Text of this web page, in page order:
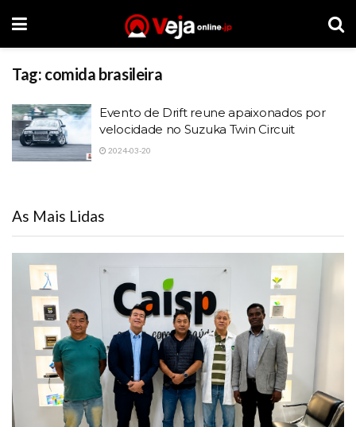
Tag: comida brasileira
Evento de Drift reune apaixonados por
velocidade no Suzuka Twin Circuit
2024-03-20
As Mais Lidas